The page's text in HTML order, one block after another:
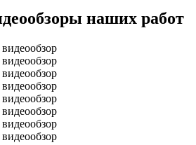
наших работ